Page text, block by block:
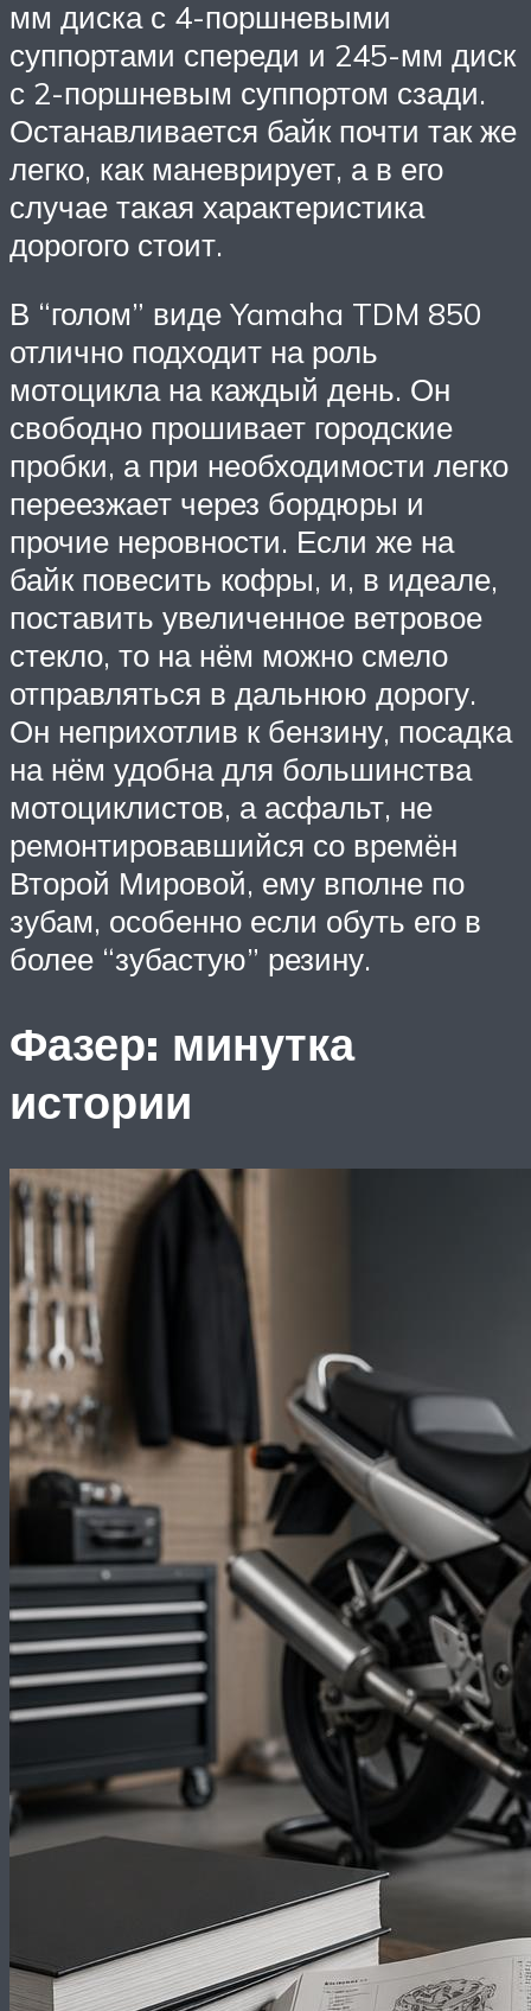
мм диска с 4-поршневыми
суппортами спереди и 245-мм диск
с 2-поршневым суппортом сзади.
Останавливается байк почти так же
легко, как маневрирует, а в его
случае такая характеристика
дорогого стоит.
В “голом” виде Yamaha TDM 850
отлично подходит на роль
мотоцикла на каждый день. Он
свободно прошивает городские
пробки, а при необходимости легко
переезжает через бордюры и
прочие неровности. Если же на
байк повесить кофры, и, в идеале,
поставить увеличенное ветровое
стекло, то на нём можно смело
отправляться в дальнюю дорогу.
Он неприхотлив к бензину, посадка
на нём удобна для большинства
мотоциклистов, а асфальт, не
ремонтировавшийся со времён
Второй Мировой, ему вполне по
зубам, особенно если обуть его в
более “зубастую” резину.
Фазер: минутка
истории